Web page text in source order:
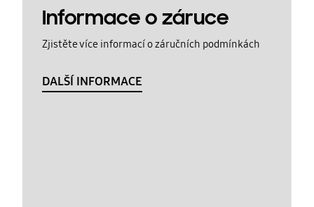
Informace o záruce
Zjistěte více informací o záručních podmínkách
DALŠÍ INFORMACE